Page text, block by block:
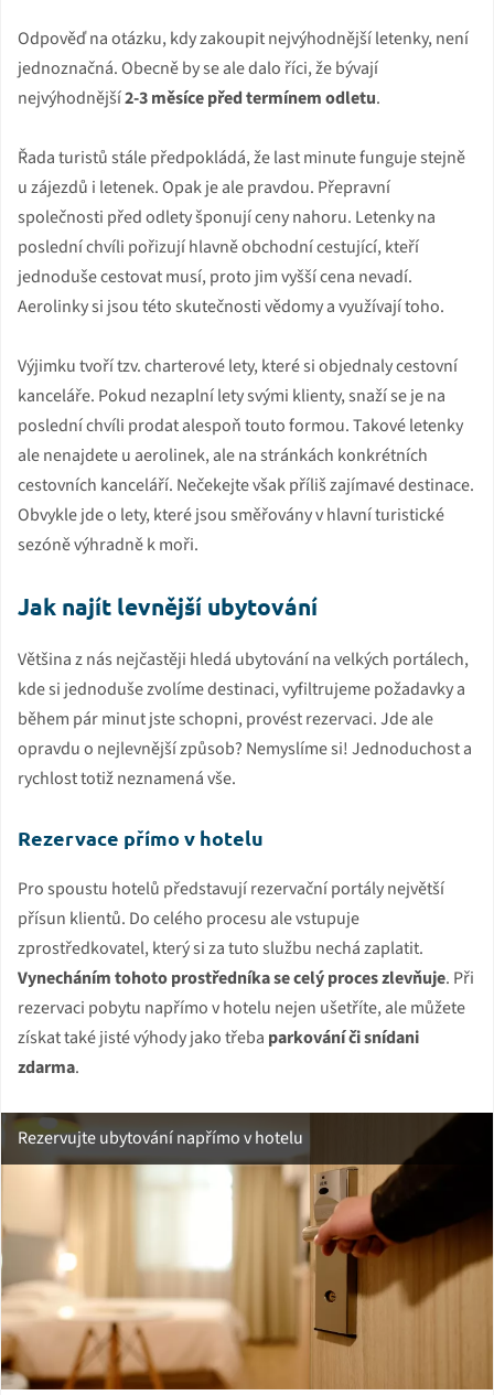
Odpověď na otázku, kdy zakoupit nejvýhodnější letenky, není
jednoznačná. Obecně by se ale dalo říci, že bývají
nejvýhodnější2-3 měsíce před termínem odletu.
Řada turistů stále předpokládá, že last minute funguje stejně
u zájezdů i letenek. Opak je ale pravdou. Přepravní
společnosti před odlety šponují ceny nahoru. Letenky na
poslední chvíli pořizují hlavně obchodní cestující, kteří
jednoduše cestovat musí, proto jim vyšší cena nevadí.
Aerolinky si jsou této skutečnosti vědomy a využívají toho.
Výjimku tvoří tzv. charterové lety, které si objednaly cestovní
kanceláře. Pokud nezaplní lety svými klienty, snaží se je na
poslední chvíli prodat alespoň touto formou. Takové letenky
ale nenajdete u aerolinek, ale na stránkách konkrétních
cestovních kanceláří. Nečekejte však příliš zajímavé destinace.
Obvykle jde o lety, které jsou směřovány v hlavní turistické
sezóně výhradně k moři.
Jak najít levnější ubytování
Většina z nás nejčastěji hledá ubytování na velkých portálech,
kde si jednoduše zvolíme destinaci, vyfiltrujeme požadavky a
během pár minut jste schopni, provést rezervaci. Jde ale
opravdu o nejlevnější způsob? Nemyslíme si! Jednoduchost a
rychlost totiž neznamená vše.
Rezervace přímo v hotelu
Pro spoustu hotelů představují rezervační portály největší
přísun klientů. Do celého procesu ale vstupuje
zprostředkovatel, který si za tuto službu nechá zaplatit.
Vynecháním tohoto prostředníka se celý proces zlevňuje. Při
rezervaci pobytu napřímo v hotelu nejen ušetříte, ale můžete
získat také jisté výhody jako třeba parkování či snídani
zdarma.
Rezervujte ubytování napřímo v hotelu